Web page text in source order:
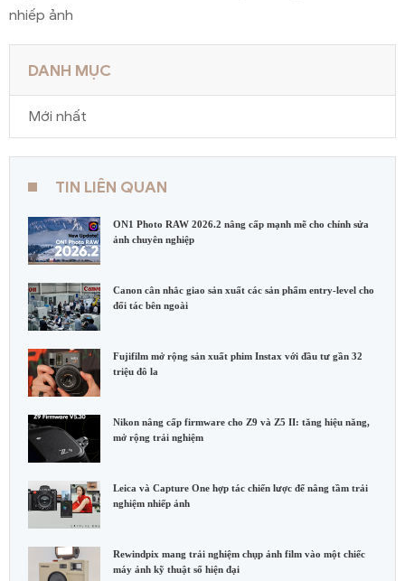
nhiếp ảnh
DANH MỤC
Mới nhất
TIN LIÊN QUAN
ON1 Photo RAW 2026.2 nâng cấp mạnh mẽ cho chỉnh sửa
ảnh chuyên nghiệp
Canon cân nhắc giao sản xuất các sản phẩm entry-level cho
đối tác bên ngoài
Fujifilm mở rộng sản xuất phim Instax với đầu tư gần 32
triệu đô la
Nikon nâng cấp firmware cho Z9 và Z5 II: tăng hiệu năng,
mở rộng trải nghiệm
Leica và Capture One hợp tác chiến lược để nâng tầm trải
nghiệm nhiếp ảnh
Rewindpix mang trải nghiệm chụp ảnh film vào một chiếc
máy ảnh kỹ thuật số hiện đại